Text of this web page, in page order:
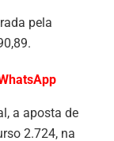
pela
a aposta de
2.724, na